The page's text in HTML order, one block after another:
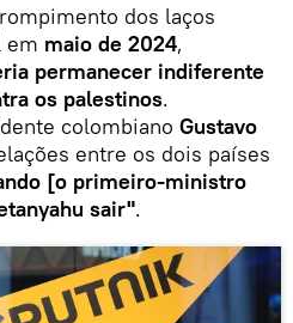
dos laços
em maio de 2024,
permanecer indiferente
os palestinos.
colombiano Gustavo
entre os dois países
[o primeiro-ministro
sair".